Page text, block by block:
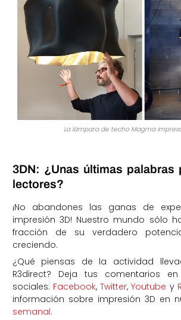
La lámpara de techo Magma
3DN: ¿Unas últimas palabras
lectores?
¡No abandones las ganas de
impresión 3D! Nuestro mundo sólo
fracción de su verdadero
creciendo.
¿Qué piensas de la actividad
R3direct? Deja tus comentarios
sociales: Facebook, Twitter,Youtube y
información sobre impresión 3D en
semanal.